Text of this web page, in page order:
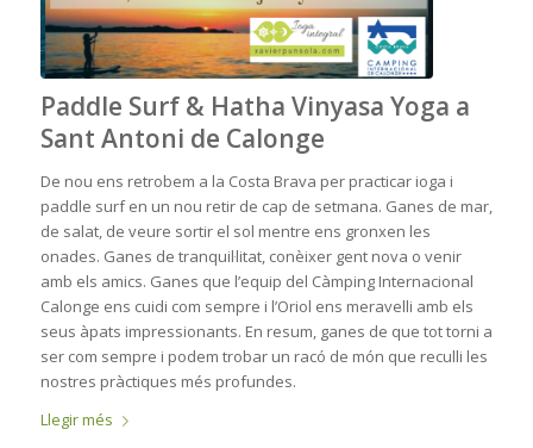
Paddle Surf & Hatha Vinyasa Yoga a
Sant Antoni de Calonge
De nou ens retrobem a la Costa Brava per practicar ioga i
paddle surf en un nou retir de cap de setmana. Ganes de mar,
de salat, de veure sortir el sol mentre ens gronxen les
onades. Ganes de tranquil·litat, conèixer gent nova o venir
amb els amics. Ganes que l’equip del Càmping Internacional
Calonge ens cuidi com sempre i l’Oriol ens meravelli amb els
seus àpats impressionants. En resum, ganes de que tot torni a
ser com sempre i podem trobar un racó de món que reculli les
nostres pràctiques més profundes.
Llegir més